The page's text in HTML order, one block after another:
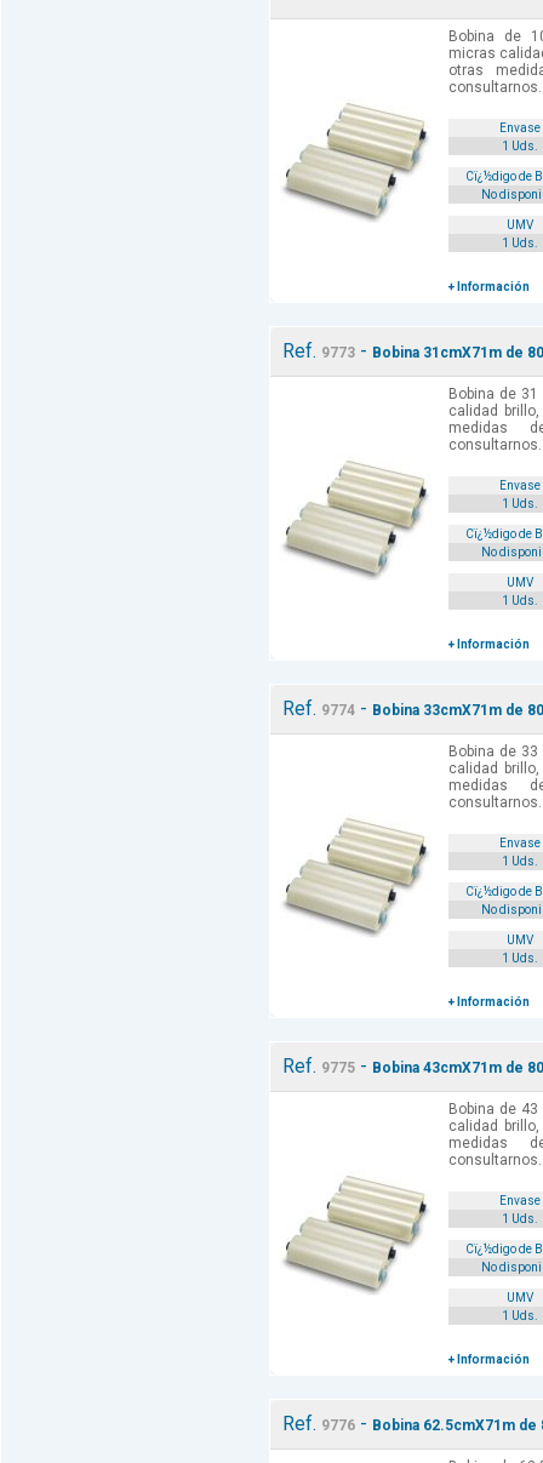
Bobina de
micras
otras
consultarnos.
Envase
1 Uds.
Cï¿½digo de
No
UMV
1 Uds.
+ Información
Ref. 9773 - Bobina 31cmX71m de
Bobina de
calidad
medidas
consultarnos.
Envase
1 Uds.
Cï¿½digo de
No
UMV
1 Uds.
+ Información
Ref. 9774 - Bobina 33cmX71m de
Bobina de
calidad
medidas
consultarnos.
Envase
1 Uds.
Cï¿½digo de
No
UMV
1 Uds.
+ Información
Ref. 9775 - Bobina 43cmX71m de
Bobina de
calidad
medidas
consultarnos.
Envase
1 Uds.
Cï¿½digo de
No
UMV
1 Uds.
+ Información
Ref. 9776 - Bobina 62.5cmX71m